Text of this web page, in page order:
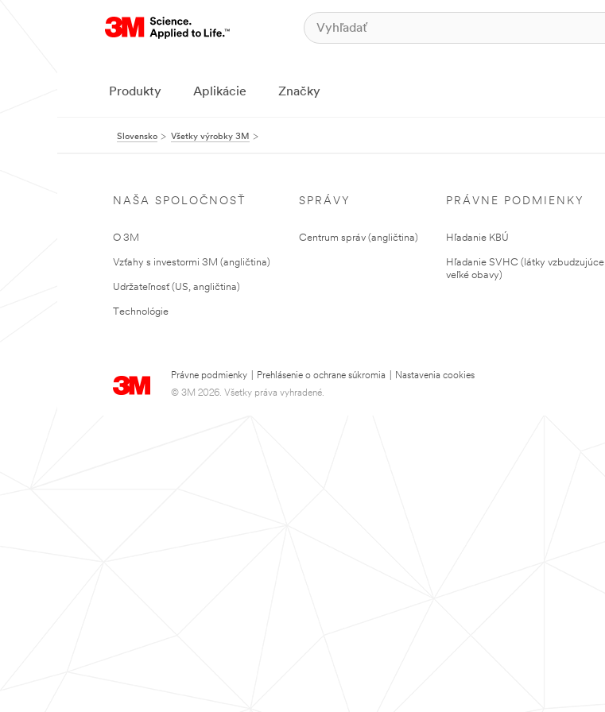
Produkty Aplikácie Značky
Slovensko Všetky výrobky 3M
NAŠA SPOLOČNOSŤ
O 3M
Vzťahy s investormi 3M (angličtina)
Udržateľnosť (US, angličtina)
Technológie
SPRÁVY
Centrum správ (angličtina)
PRÁVNE PODMIENKY
Hľadanie KBÚ
Hľadanie SVHC (látky vzbudzujúce
veľké obavy)
Právne podmienky Prehlásenie o ochrane súkromia
Nastavenia cookies
© 3M 2026. Všetky práva vyhradené.